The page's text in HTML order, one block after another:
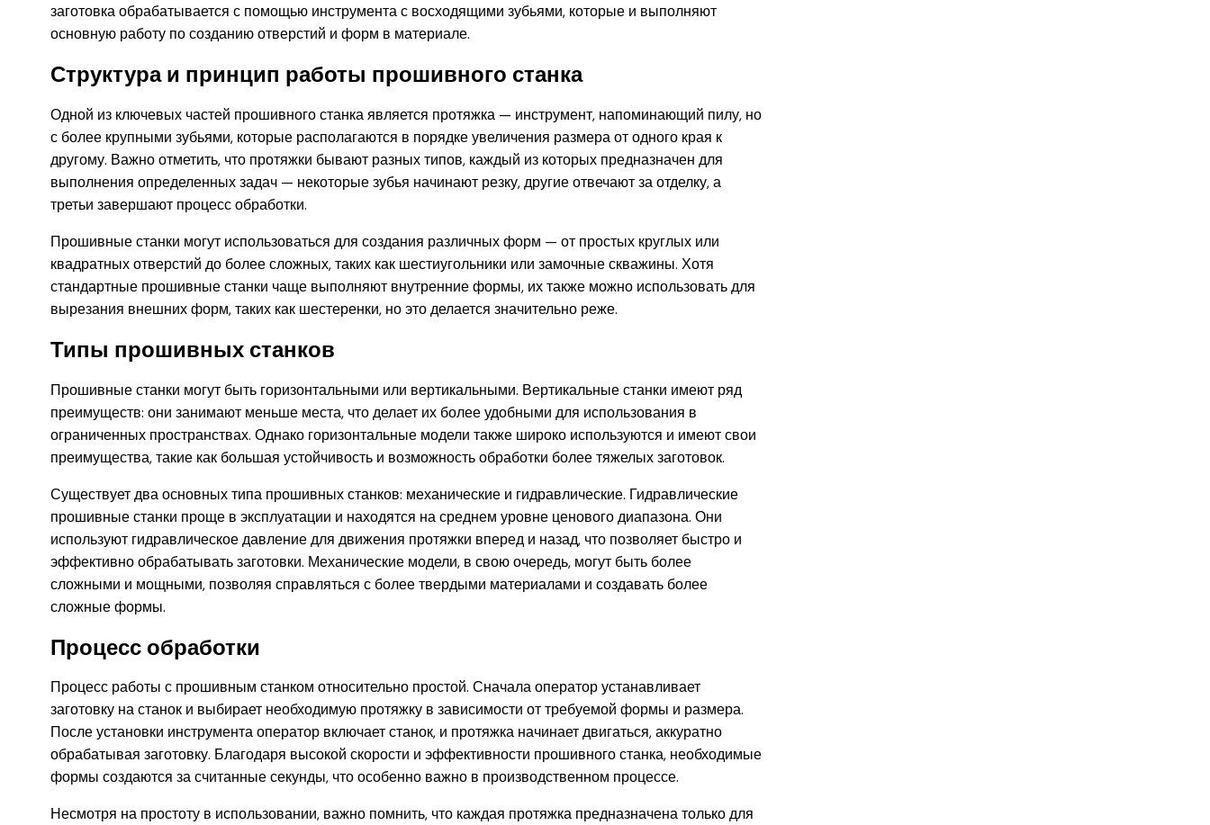
заготовка обрабатывается с помощью инструмента с восходящими зубьями, которые и выполняют
основную работу по созданию отверстий и форм в материале.
Структура и принцип работы прошивного станка
Одной из ключевых частей прошивного станка является протяжка — инструмент, напоминающий пилу, но
с более крупными зубьями, которые располагаются в порядке увеличения размера от одного края к
другому. Важно отметить, что протяжки бывают разных типов, каждый из которых предназначен для
выполнения определенных задач — некоторые зубья начинают резку, другие отвечают за отделку, а
третьи завершают процесс обработки.
Прошивные станки могут использоваться для создания различных форм — от простых круглых или
квадратных отверстий до более сложных, таких как шестиугольники или замочные скважины. Хотя
стандартные прошивные станки чаще выполняют внутренние формы, их также можно использовать для
вырезания внешних форм, таких как шестеренки, но это делается значительно реже.
Типы прошивных станков
Прошивные станки могут быть горизонтальными или вертикальными. Вертикальные станки имеют ряд
преимуществ: они занимают меньше места, что делает их более удобными для использования в
ограниченных пространствах. Однако горизонтальные модели также широко используются и имеют свои
преимущества, такие как большая устойчивость и возможность обработки более тяжелых заготовок.
Существует два основных типа прошивных станков: механические и гидравлические. Гидравлические
прошивные станки проще в эксплуатации и находятся на среднем уровне ценового диапазона. Они
используют гидравлическое давление для движения протяжки вперед и назад, что позволяет быстро и
эффективно обрабатывать заготовки. Механические модели, в свою очередь, могут быть более
сложными и мощными, позволяя справляться с более твердыми материалами и создавать более
сложные формы.
Процесс обработки
Процесс работы с прошивным станком относительно простой. Сначала оператор устанавливает
заготовку на станок и выбирает необходимую протяжку в зависимости от требуемой формы и размера.
После установки инструмента оператор включает станок, и протяжка начинает двигаться, аккуратно
обрабатывая заготовку. Благодаря высокой скорости и эффективности прошивного станка, необходимые
формы создаются за считанные секунды, что особенно важно в производственном процессе.
Несмотря на простоту в использовании, важно помнить, что каждая протяжка предназначена только для